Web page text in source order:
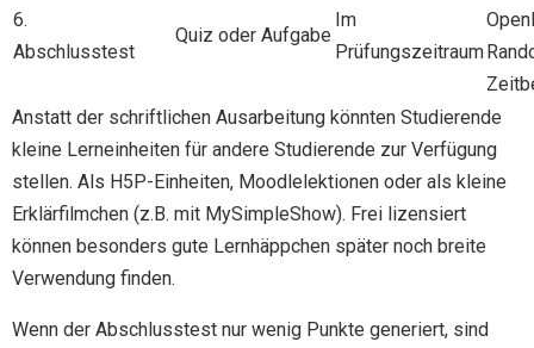
6.
Abschlusstest
Quiz oder Aufgabe
Im
Prüfungszeitraum
Anstatt der schriftlichen Ausarbeitung könnten Studierende
kleine Lerneinheiten für andere Studierende zur Verfügung
stellen. Als H5P-Einheiten, Moodlelektionen oder als kleine
Erklärfilmchen (z.B. mit MySimpleShow). Frei lizensiert
können besonders gute Lernhäppchen später noch breite
Verwendung finden.
Wenn der Abschlusstest nur wenig Punkte generiert, sind